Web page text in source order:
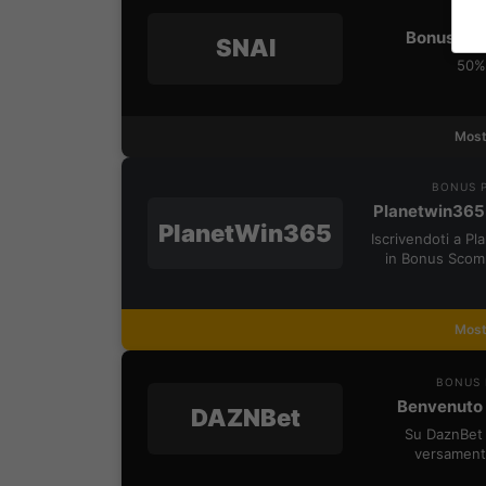
SNAI Bonus
PlanetWin365
BONUS
Iscrivendoti a
in Bonus
DAZNBet
BONUS
Su